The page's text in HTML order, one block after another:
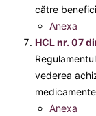
către
Anexa
HCL nr. 07
vederea
medicamente
Anexa